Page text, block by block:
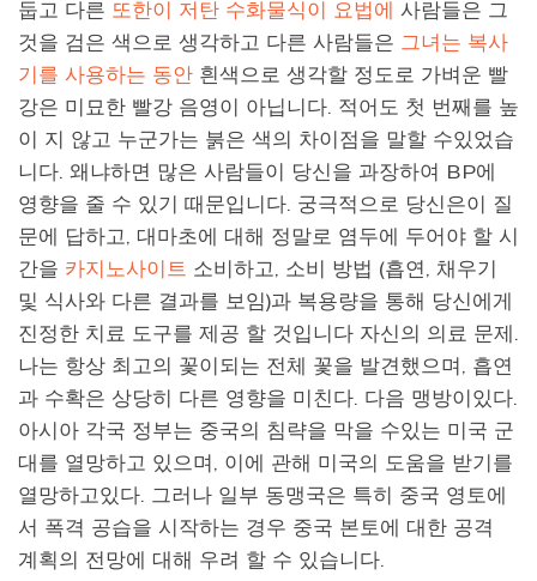
둡고 다른 또한이 저탄 수화물식이 요법에 사람들은 그
것을 검은 색으로 생각하고 다른 사람들은 그녀는 복사
기를 사용하는 동안 흰색으로 생각할 정도로 가벼운 빨
강은 미묘한 빨강 음영이 아닙니다. 적어도 첫 번째를 높
이 지 않고 누군가는 붉은 색의 차이점을 말할 수있었습
니다. 왜냐하면 많은 사람들이 당신을 과장하여 BP에
영향을 줄 수 있기 때문입니다. 궁극적으로 당신은이 질
문에 답하고, 대마초에 대해 정말로 염두에 두어야 할 시
간을 카지노사이트 소비하고, 소비 방법 (흡연, 채우기
및 식사와 다른 결과를 보임)과 복용량을 통해 당신에게
진정한 치료 도구를 제공 할 것입니다 자신의 의료 문제.
나는 항상 최고의 꽃이되는 전체 꽃을 발견했으며, 흡연
과 수확은 상당히 다른 영향을 미친다. 다음 맹방이있다.
아시아 각국 정부는 중국의 침략을 막을 수있는 미국 군
대를 열망하고 있으며, 이에 관해 미국의 도움을 받기를
열망하고있다. 그러나 일부 동맹국은 특히 중국 영토에
서 폭격 공습을 시작하는 경우 중국 본토에 대한 공격
계획의 전망에 대해 우려 할 수 있습니다.